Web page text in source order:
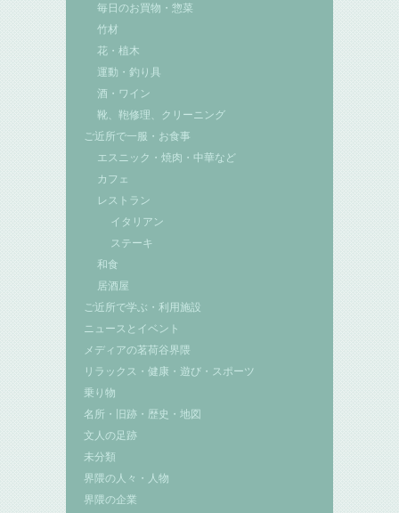
毎日のお買物・惣菜
竹材
花・植木
運動・釣り具
酒・ワイン
靴、鞄修理、クリーニング
ご近所で一服・お食事
エスニック・焼肉・中華など
カフェ
レストラン
イタリアン
ステーキ
和食
居酒屋
ご近所で学ぶ・利用施設
ニュースとイベント
メディアの茗荷谷界隈
リラックス・健康・遊び・スポーツ
乗り物
名所・旧跡・歴史・地図
文人の足跡
未分類
界隈の人々・人物
界隈の企業